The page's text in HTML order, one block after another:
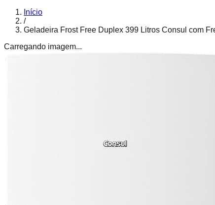
Início
/
Geladeira Frost Free Duplex 399 Litros Consul com
Carregando imagem...